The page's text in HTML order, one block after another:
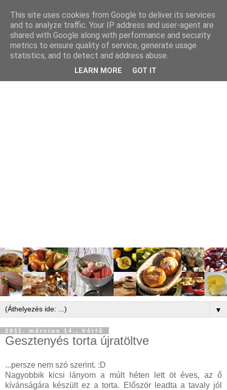
▼
2011. március 14., hétfő
Gesztenyés torta újratöltve
...persze nem szó szerint. :D
Nagyobbik kicsi lányom a múlt héten lett öt éves, az ő
kívánságára készült ez a torta. Először leadta a tavaly jól
This site uses cookies from Google to deliver its services
and to analyze traffic. Your IP address and user-agent are
shared with Google along with performance and security
metrics to ensure quality of service, generate usage
statistics, and to detect and address abuse.
LEARN MORE GOT IT